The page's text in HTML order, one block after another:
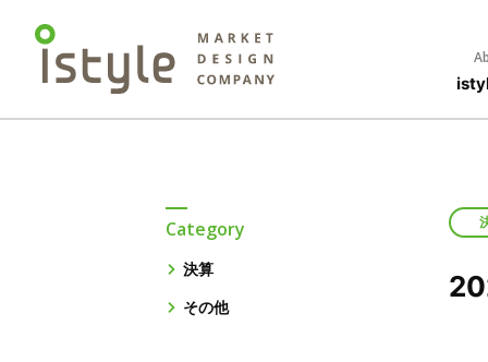
Category
決算
その他